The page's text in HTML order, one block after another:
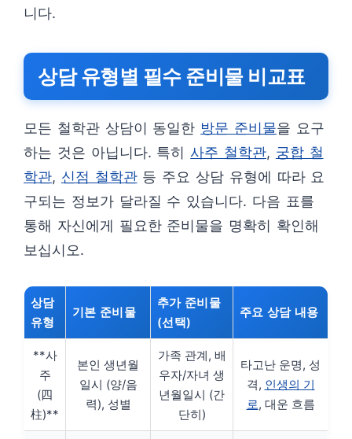
니다.
상담 유형별 필수 준비물 비교표
모든 철학관 상담이 동일한 방문 준비물을 요구
하는 것은 아닙니다. 특히사주 철학관, 궁합 철
학관, 신점 철학관등 주요 상담 유형에 따라 요
구되는 정보가 달라질 수 있습니다. 다음 표를
통해 자신에게 필요한 준비물을 명확히 확인해
보십시오.
상담
유형
기본 준비물
추가 준비물
(선택)
주요 상담 내용
**사
주
(四
柱)**
본인 생년월
일시 (양/음
력), 성별
가족 관계, 배
우자/자녀 생
년월일시 (간
단히)
타고난 운명, 성
격, 인생의 기
로, 대운 흐름